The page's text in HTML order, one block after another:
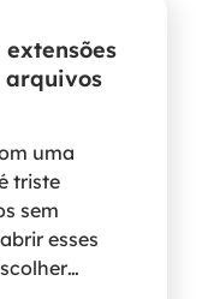
arquivos
uma
triste
sem
esses